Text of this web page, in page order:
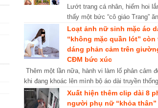
Lướt trang cá nhân, hiếm hoi
thấy một bức “cô giáo Trang”
đáo. Những ngày qua, mạng xã
xao về cái tên “cô giáo Tr...
Loạt ảnh nữ sinh mặc áo
“không mặc quần lót” còn
dáng phản cảm trên
CĐM bức xúc
Thêm một lần nữa, hành vi làm lố phản cảm
khi đang khoác lên mình bộ áo dài truyền
khổ chủ nhận về cái kết ê ch...
Xuất hiện thêm clip dài 8
người phụ nữ “khỏa thân”